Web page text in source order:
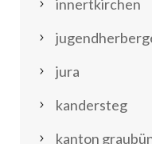
innertkirchen
jura
kandersteg
kanton